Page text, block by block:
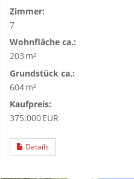
Zimmer:
7
Wohnfläche ca.:
203 m²
Grund­stück ca.:
604 m²
Kaufpreis:
375.000 EUR
Details